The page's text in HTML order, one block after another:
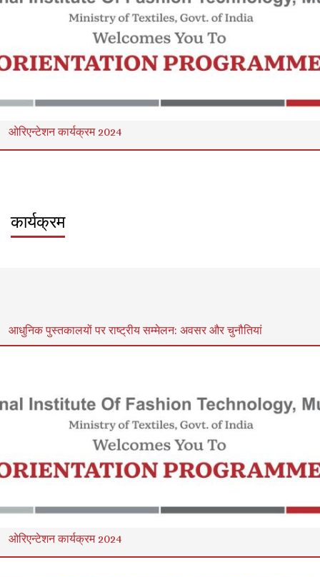
ओरिएन्टेशन कार्यक्रम 2024
कार्यक्रम
आधुनिक पुस्तकालयों पर राष्ट्रीय सम्मेलन: अवसर और चुनौतियां
ओरिएन्टेशन कार्यक्रम 2024